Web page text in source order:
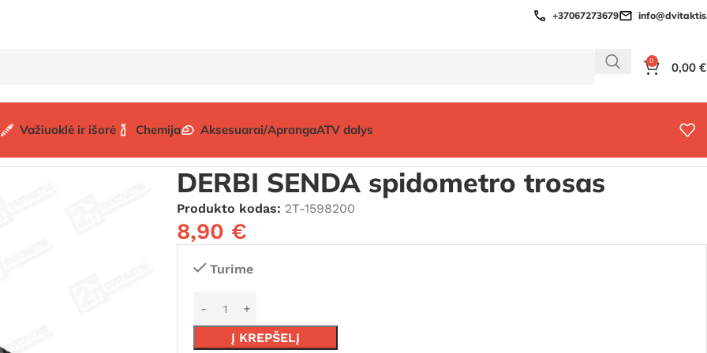
+37067273679
0 0,00 €
Važiuoklė ir išorė Chemija Aksesuarai/AprangaATV dalys
DERBI SENDA spidometro trosas
Produkto kodas: 2T-1598200
8,90 €
Turime
Į KREPŠELĮ